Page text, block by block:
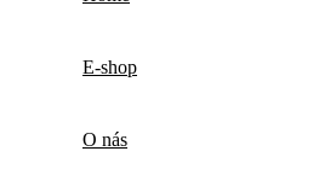
E-shop
O nás